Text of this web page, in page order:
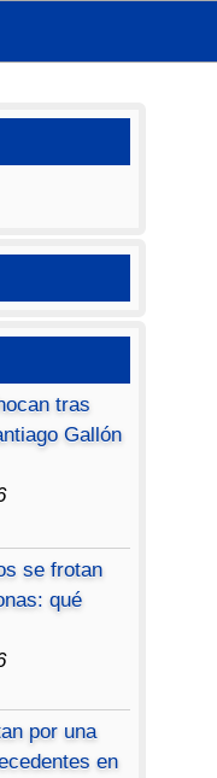
tras
Gallón
se frotan
qué
por una
en